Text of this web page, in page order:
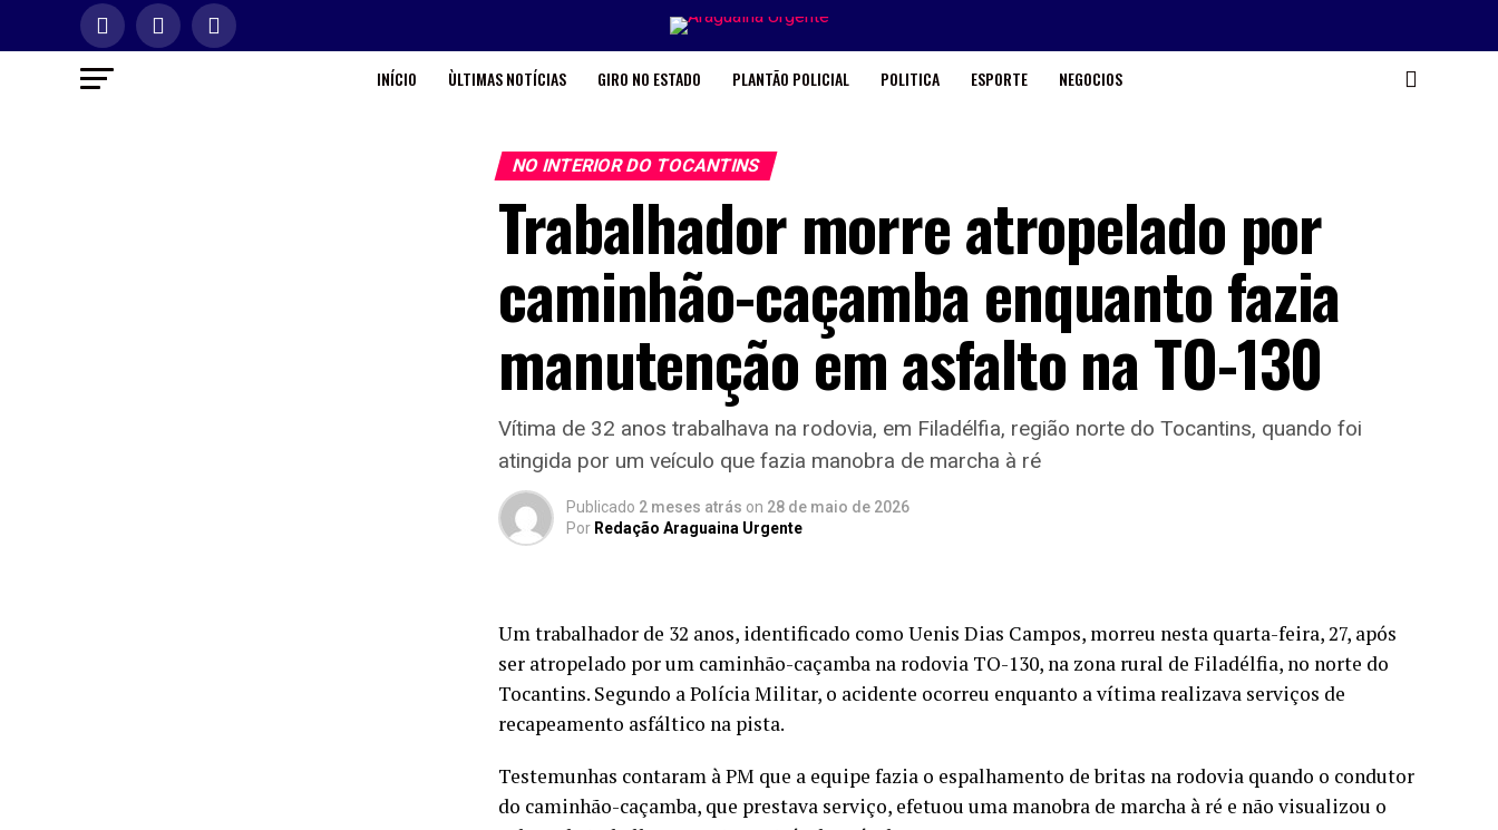
INÍCIO ÙLTIMAS NOTÍCIAS GIRO NO ESTADO PLANTÃO POLICIAL POLITICA ESPORTE NEGOCIOS
NO INTERIOR DO TOCANTINS
Trabalhador morre atropelado por
caminhão-caçamba enquanto fazia
manutenção em asfalto na TO-130
Vítima de 32 anos trabalhava na rodovia, em Filadélfia, região norte do Tocantins, quando foi
atingida por um veículo que fazia manobra de marcha à ré
Publicado 2 meses atrás on 28 de maio de 2026
Por Redação Araguaina Urgente
Um trabalhador de 32 anos, identificado como Uenis Dias Campos, morreu nesta quarta-feira, 27, após
ser atropelado por um caminhão-caçamba na rodovia TO-130, na zona rural de Filadélfia, no norte do
Tocantins. Segundo a Polícia Militar, o acidente ocorreu enquanto a vítima realizava serviços de
recapeamento asfáltico na pista.
Testemunhas contaram à PM que a equipe fazia o espalhamento de britas na rodovia quando o condutor
do caminhão-caçamba, que prestava serviço, efetuou uma manobra de marcha à ré e não visualizou o